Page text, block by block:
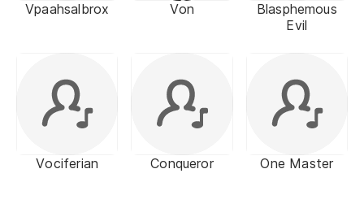
Vpaahsalbrox Von
Blasphemous
Evil
Vociferian Conqueror One Master